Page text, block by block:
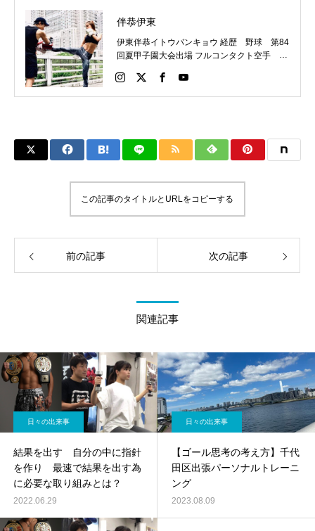
伴恭伊東
伊東伴恭イトウバンキョウ 経歴 野球 第84
回夏甲子園大会出場 フルコンタクト空手 日
パーライト級新人王 FOKウェルター級王者
WMCライト級日本王者 トレーニング依頼は
この記事のタイトルとURLをコピーする
前の記事 次の記事
関連記事
日々の出来事
結果を出す 自分の中に指針
を作り 最速で結果を出す為
に必要な取り組みとは？
2022.06.29
日々の出来事
【ゴール思考の考え方】千代
田区出張パーソナルトレーニ
ング
2023.08.09